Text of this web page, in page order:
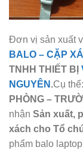
Đơn vị sản xuất
BALO – CẶP
TNHH THIẾT BỊ
NGUYÊN .Cụ thể:
PHÒNG –
nhận Sản xuất,
xách cho Tổ
phẩm balo